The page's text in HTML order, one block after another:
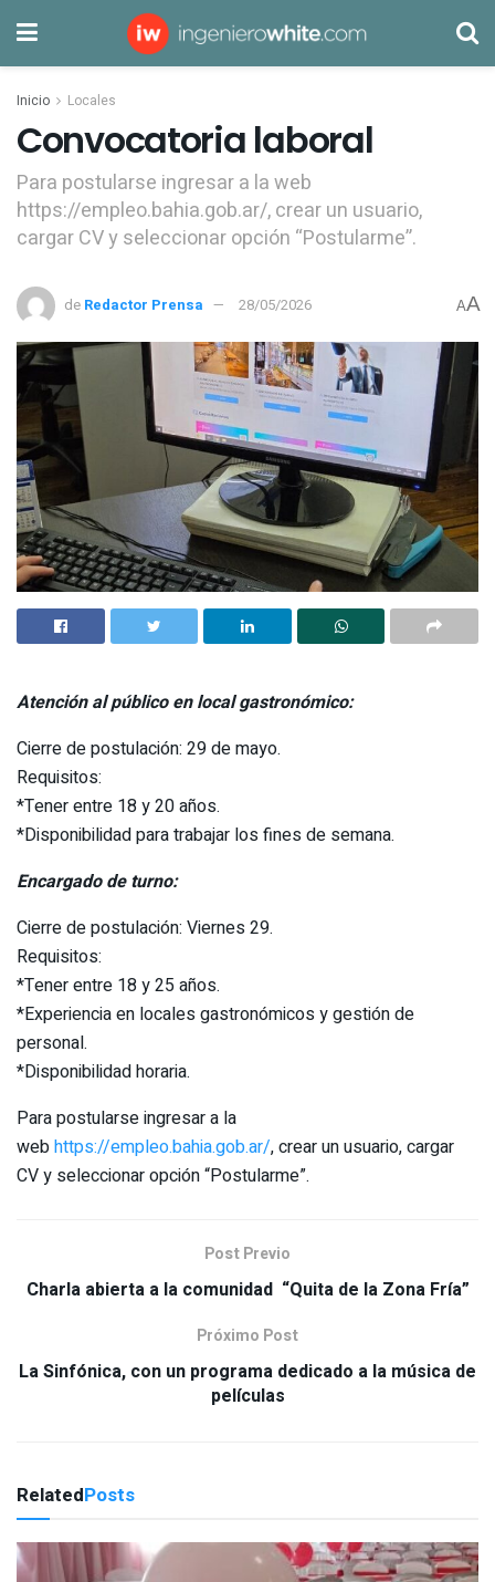
Inicio Locales
Convocatoria laboral
Para postularse ingresar a la web
https://empleo.bahia.gob.ar/, crear un usuario,
cargar CV y seleccionar opción “Postularme”.
de Redactor Prensa 28/05/2026 AA
Atención al público en local gastronómico:
Cierre de postulación: 29 de mayo.
Requisitos:
*Tener entre 18 y 20 años.
*Disponibilidad para trabajar los fines de semana.
Encargado de turno:
Cierre de postulación: Viernes 29.
Requisitos:
*Tener entre 18 y 25 años.
*Experiencia en locales gastronómicos y gestión de
personal.
*Disponibilidad horaria.
Para postularse ingresar a la
webhttps://empleo.bahia.gob.ar/, crear un usuario, cargar
CV y seleccionar opción “Postularme”.
Post Previo
Charla abierta a la comunidad “Quita de la Zona Fría”
Próximo Post
La Sinfónica, con un programa dedicado a la música de
películas
RelatedPosts